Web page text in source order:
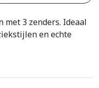
met 3 zenders. Ideaal
en echte